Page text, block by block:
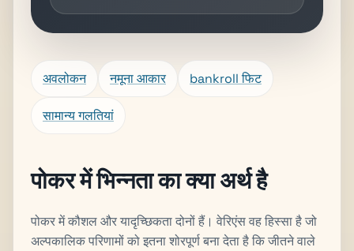
अवलोकन नमूना आकार bankroll फिट
सामान्य गलतियां
पोकर में भिन्नता का क्या अर्थ है
पोकर में कौशल और यादृच्छिकता दोनों हैं। वेरिएंस वह हिस्सा है जो
अल्पकालिक परिणामों को इतना शोरपूर्ण बना देता है कि जीतने वाले